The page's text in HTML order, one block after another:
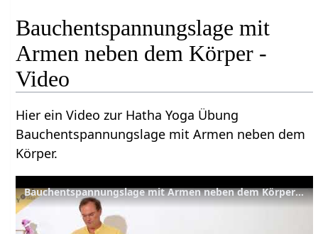
Bauchentspannungslage mit
Armen neben dem Körper -
Video
Hier ein Video zur Hatha Yoga Übung
Bauchentspannungslage mit Armen neben dem
Körper.
Bauchentspannungslage mit Armen neben dem Körper - Yoga Asana Lexikon